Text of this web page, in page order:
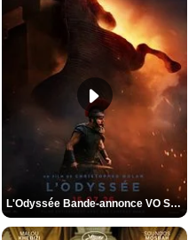
L'Odyssée Bande-annonce VO STFR